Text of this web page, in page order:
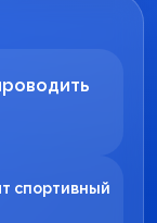
спортивный